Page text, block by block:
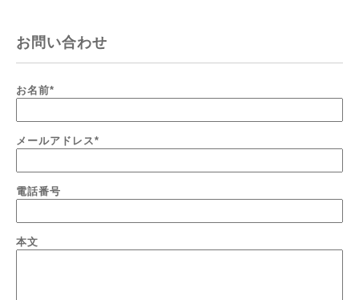
お問い合わせ
お名前*
メールアドレス*
電話番号
本文